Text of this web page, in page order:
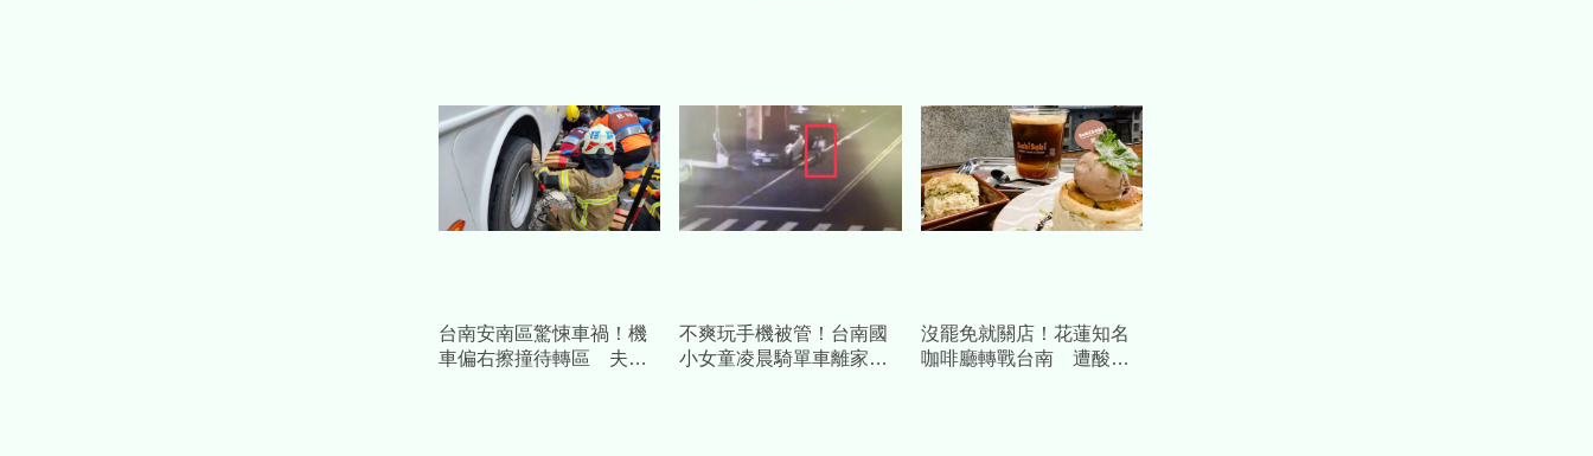
台南安南區驚悚車禍！機
車偏右擦撞待轉區 夫妻
不爽玩手機被管！台南國
小女童凌晨騎單車離家
沒罷免就關店！花蓮知名
咖啡廳轉戰台南 遭酸